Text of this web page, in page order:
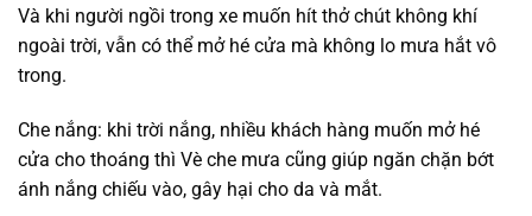
Và khi người ngồi trong xe muốn hít thở chút không khí
ngoài trời, vẫn có thể mở hé cửa mà không lo mưa hắt vô
trong.
Che nắng: khi trời nắng, nhiều khách hàng muốn mở hé
cửa cho thoáng thì Vè che mưa cũng giúp ngăn chặn bớt
ánh nắng chiếu vào, gây hại cho da và mắt.